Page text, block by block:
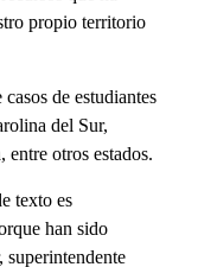
propio territorio
de estudiantes
del Sur,
entre otros estados.
texto es
han sido
superintendente